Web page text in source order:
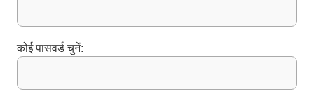
कोई पासवर्ड चुनें: